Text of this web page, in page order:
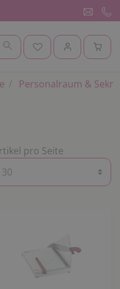
Personalraum &
pro Seite